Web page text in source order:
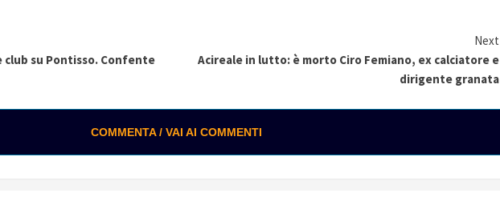
club su Pontisso. Confente
Next
Acireale in lutto: è morto Ciro Femiano, ex calciatore e
dirigente granata
COMMENTA / VAI AI COMMENTI